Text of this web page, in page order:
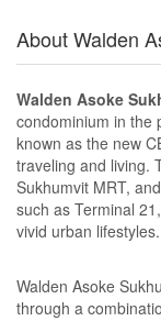
About Walden
Walden Asoke
condominium in the
known as the new
traveling and living.
Sukhumvit MRT,
such as Terminal
vivid urban lifestyles.
Walden Asoke
through a